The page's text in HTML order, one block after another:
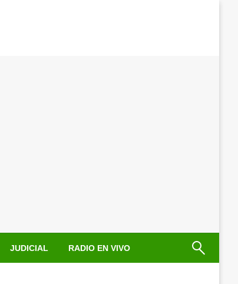
JUDICIAL RADIO EN VIVO